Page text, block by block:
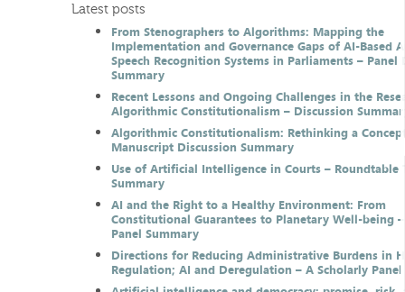
Latest posts
From Stenographers to Algorithms: Mapping the
Implementation and Governance Gaps of AI-Based
Speech Recognition Systems in Parliaments – Panel
Summary
Recent Lessons and Ongoing Challenges in the
Algorithmic Constitutionalism – Discussion
Algorithmic Constitutionalism: Rethinking a
Manuscript Discussion Summary
Use of Artificial Intelligence in Courts – Roundtable
Summary
AI and the Right to a Healthy Environment: From
Constitutional Guarantees to Planetary Well-being
Panel Summary
Directions for Reducing Administrative Burdens in
Regulation; AI and Deregulation – A Scholarly